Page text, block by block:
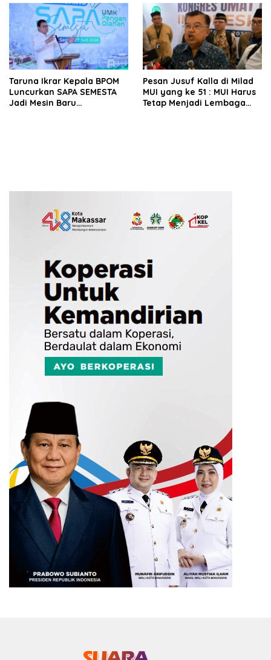
Al-Azhar
Taruna Ikrar Kepala BPOM
Luncurkan SAPA SEMESTA
Jadi Mesin Baru
Pesan Jusuf Kalla di Milad
MUI yang ke 51 : MUI Harus
Tetap Menjadi Lembaga